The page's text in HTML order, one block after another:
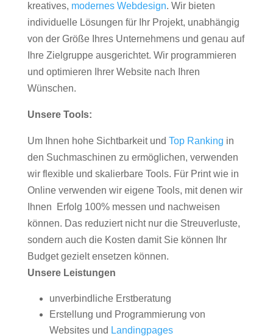
kreatives, modernes Webdesign. Wir bieten
individuelle Lösungen für Ihr Projekt, unabhängig
von der Größe Ihres Unternehmens und genau auf
Ihre Zielgruppe ausgerichtet. Wir programmieren
und optimieren Ihrer Website nach Ihren
Wünschen.
Unsere Tools:
Um Ihnen hohe Sichtbarkeit und Top Ranking in
den Suchmaschinen zu ermöglichen, verwenden
wir flexible und skalierbare Tools. Für Print wie in
Online verwenden wir eigene Tools, mit denen wir
Ihnen Erfolg 100% messen und nachweisen
können. Das reduziert nicht nur die Streuverluste,
sondern auch die Kosten damit Sie können Ihr
Budget gezielt ensetzen können.
Unsere Leistungen
unverbindliche Erstberatung
Erstellung und Programmierung von
Websites und Landingpages